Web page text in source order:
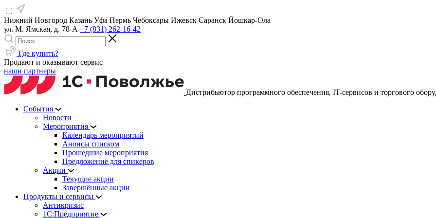
Нижний Новгород Казань Уфа Пермь Чебоксары Ижевск Саранск Йошкар-Ола
ул. М. Ямская, д. 78-А +7 (831) 262-16-42
Где купить?
Продают и оказывают сервис
наши партнеры
Дистрибьютор программного обеспечения, IT-сервисов и торгового
События
Новости
Мероприятия
Календарь мероприятий
Анонсы списком
Прошедшие мероприятия
Предложение для спикеров
Акции
Текущие акции
Завершённые акции
Продукты и сервисы
Антикризис
1С:Предприятие